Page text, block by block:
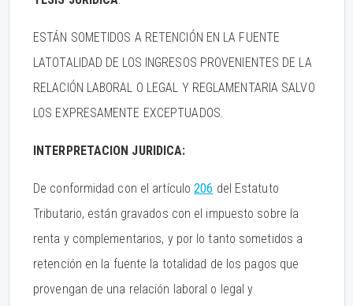
ESTÁN SOMETIDOS A RETENCIÓN EN LA FUENTE
LATOTALIDAD DE LOS INGRESOS PROVENIENTES DE LA
RELACIÓN LABORAL O LEGAL Y REGLAMENTARIA SALVO
LOS EXPRESAMENTE EXCEPTUADOS.
INTERPRETACION JURIDICA:
De conformidad con el artículo206 del Estatuto
Tributario, están gravados con el impuesto sobre la
renta y complementarios, y por lo tanto sometidos a
retención en la fuente la totalidad de los pagos que
provengan de una relación laboral o legal y